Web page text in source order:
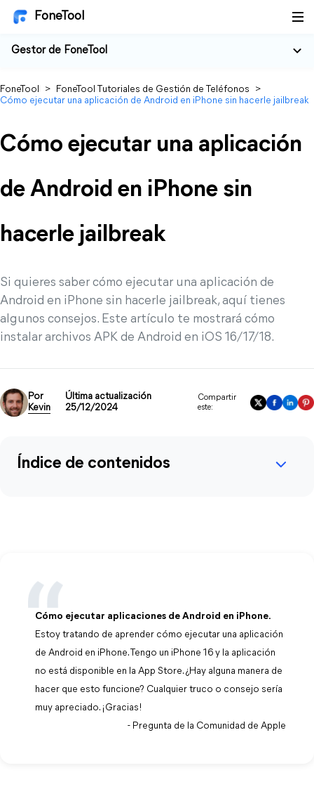
FoneTool
Gestor de FoneTool
FoneTool > FoneTool Tutoriales de Gestión de Teléfonos
>
Cómo ejecutar una aplicación de Android en iPhone sin hacerle jailbreak
Cómo ejecutar una aplicación
de Android en iPhone sin
hacerle jailbreak
Si quieres saber cómo ejecutar una aplicación de
Android en iPhone sin hacerle jailbreak, aquí tienes
algunos consejos. Este artículo te mostrará cómo
instalar archivos APK de Android en iOS 16/17/18.
Por
Kevin
Última actualización
25/12/2024
Compartir
este:
Índice de contenidos
Cómo ejecutar aplicaciones de Android en iPhone.
Estoy tratando de aprender cómo ejecutar una aplicación
de Android en iPhone. Tengo un iPhone 16 y la aplicación
no está disponible en la App Store. ¿Hay alguna manera de
hacer que esto funcione? Cualquier truco o consejo sería
muy apreciado. ¡Gracias!
- Pregunta de la Comunidad de Apple